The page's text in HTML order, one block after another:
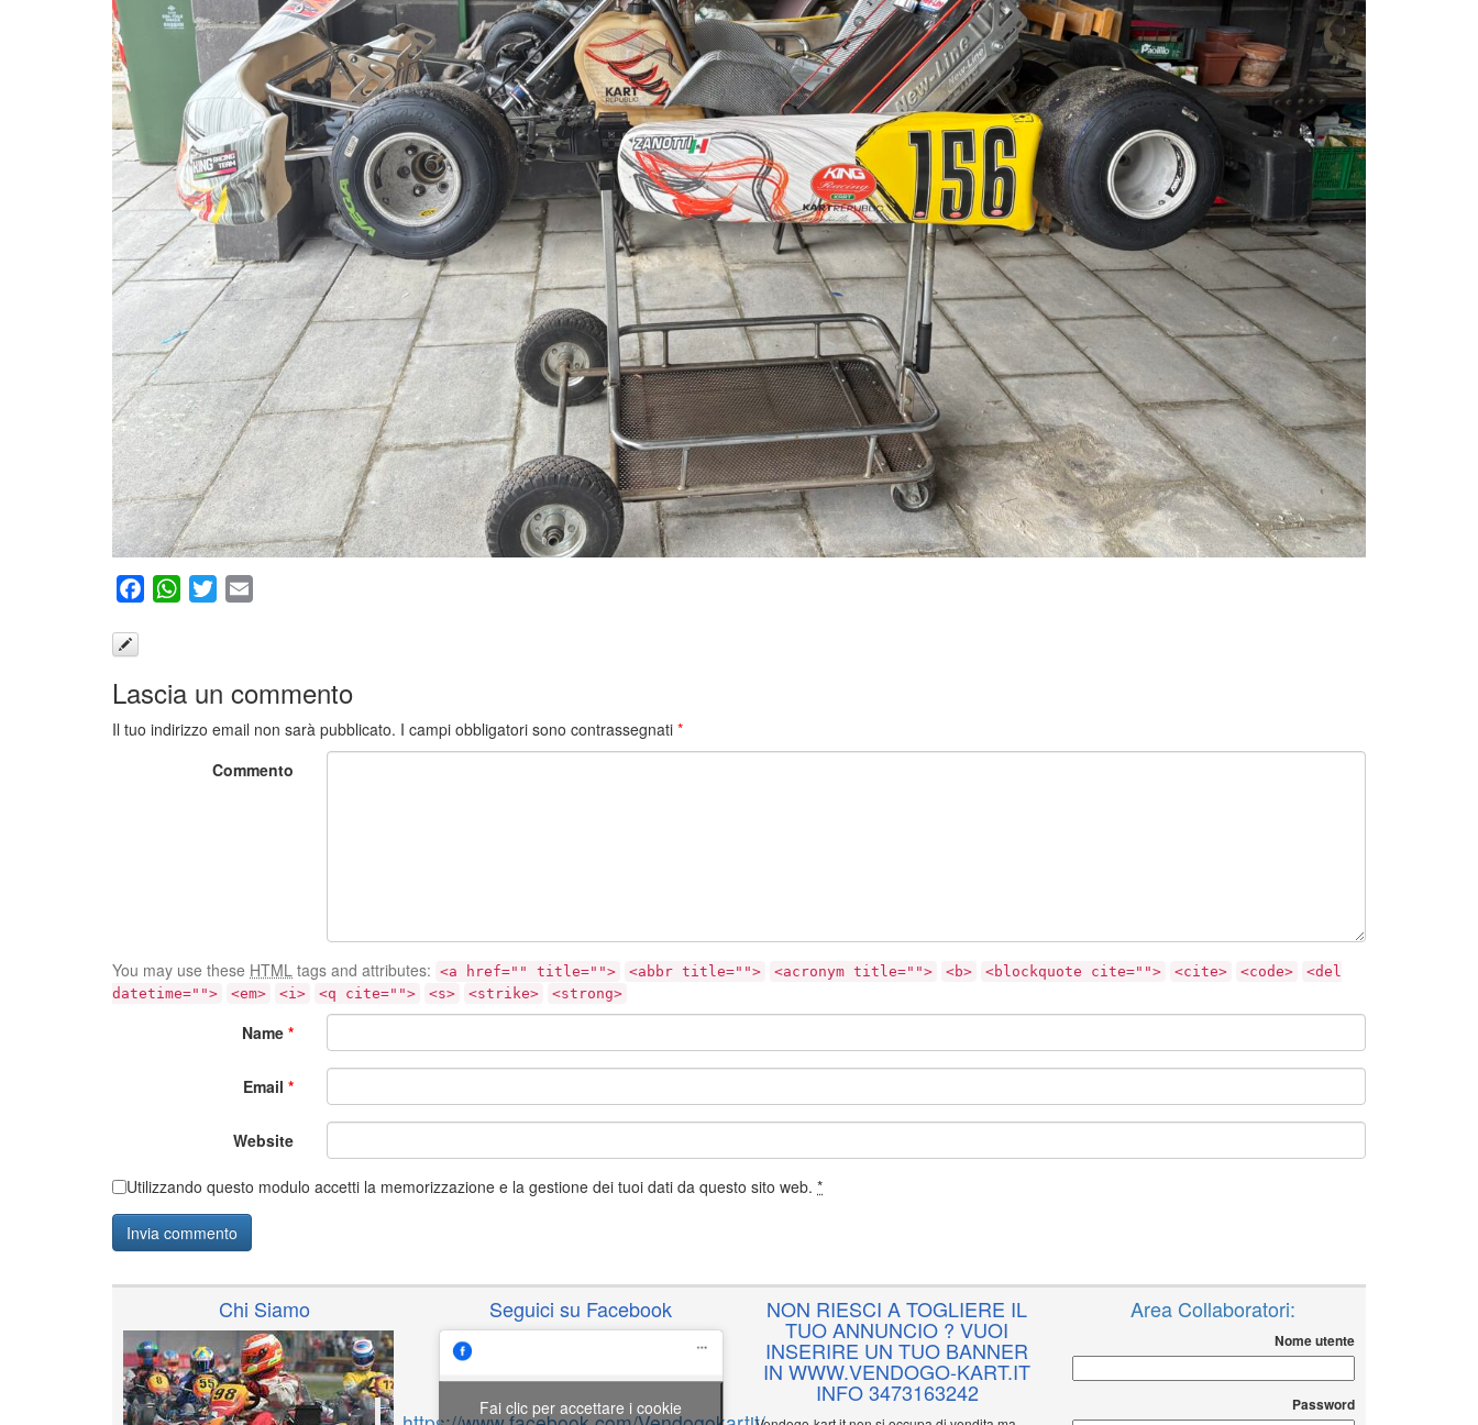
FacebookWhatsApp
Twitter
Lascia un commento
Il tuo indirizzo email non sarà pubblicato. I campi obbligatori sono contrassegnati *
Commento
You may use these HTML tags and attributes: <a href="" title=""> <abbr title=""> <acronym title=""> <b> <blockquote cite=""> <cite> <code>
<del
datetime="">
<em> <i> <q cite=""> <s> <strike> <strong>
Name *
Email *
Website
Utilizzando questo modulo accetti la memorizzazione e la gestione dei tuoi dati da questo sito web. *
Chi Siamo Seguici su Facebook
Fai clic per accettare i cookie
NON RIESCI A TOGLIERE IL
TUO ANNUNCIO ? VUOI
INSERIRE UN TUO BANNER
IN WWW.VENDOGO-KART.IT
INFO 3473163242
Area Collaboratori:
Nome utente
Password